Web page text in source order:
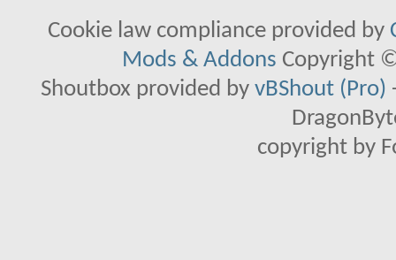
Cookie law compliance provided by
Mods & Addons Copyright
Shoutbox provided by vBShout (Pro)
copyright by